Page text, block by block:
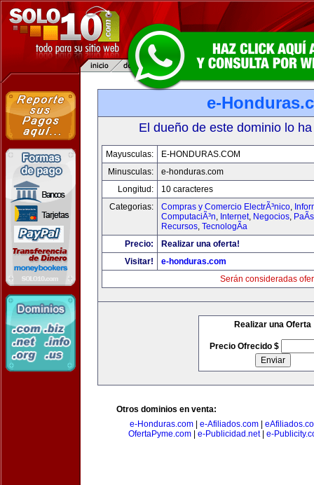
e-
El dueño de este dominio lo
Mayusculas:
E-HONDURAS.COM
Minusculas:
e-honduras.com
Longitud:
10 caracteres
Categorias:
Compras y Comercio ElectrÃ³nico,
ComputaciÃ³n, Internet, Negocios,
Recursos, TecnologÃ­a
Precio:
Realizar una oferta!
Visitar!
e-honduras.com
Serán consideradas
Realizar una Oferta
Precio Ofrecido $
Otros dominios en venta:
e-Honduras.com| e-Afiliados.com|
OfertaPyme.com| e-Publicidad.net| e-